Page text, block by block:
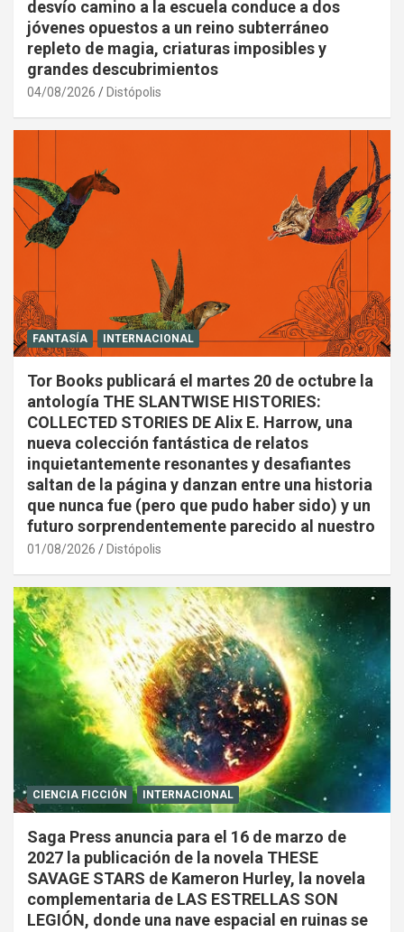
desvío camino a la escuela conduce a dos
jóvenes opuestos a un reino subterráneo
repleto de magia, criaturas imposibles y
grandes descubrimientos
04/08/2026 Distópolis
FANTASÍA INTERNACIONAL
Tor Books publicará el martes 20 de octubre la
antología THE SLANTWISE HISTORIES:
COLLECTED STORIES DE Alix E. Harrow, una
nueva colección fantástica de relatos
inquietantemente resonantes y desafiantes
saltan de la página y danzan entre una historia
que nunca fue (pero que pudo haber sido) y un
futuro sorprendentemente parecido al nuestro
01/08/2026 Distópolis
CIENCIA FICCIÓN INTERNACIONAL
Saga Press anuncia para el 16 de marzo de
2027 la publicación de la novela THESE
SAVAGE STARS de Kameron Hurley, la novela
complementaria de LAS ESTRELLAS SON
LEGIÓN, donde una nave espacial en ruinas se